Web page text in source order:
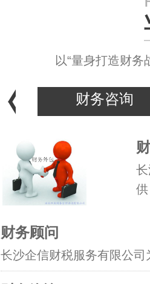
以“量身打造财
税务顾问
财务顾问
长沙企信财税服务有限公